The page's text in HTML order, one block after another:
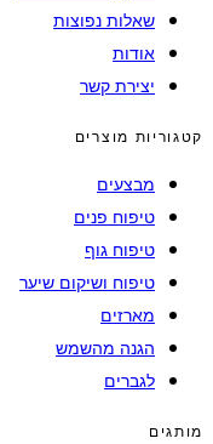
שאלות נפוצות
אודות
יצירת קשר
קטגוריות מוצרים
מבצעים
טיפוח פנים
טיפוח גוף
טיפוח ושיקום שיער
מארזים
הגנה מהשמש
לגברים
מותגים